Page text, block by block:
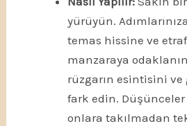
yürüyün.
temas hissine ve
manzaraya
rüzgarın esintisini ve
fark edin.
onlara takılmadan